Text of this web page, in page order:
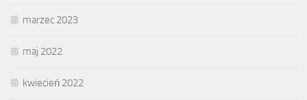
marzec 2023
maj 2022
kwiecień 2022